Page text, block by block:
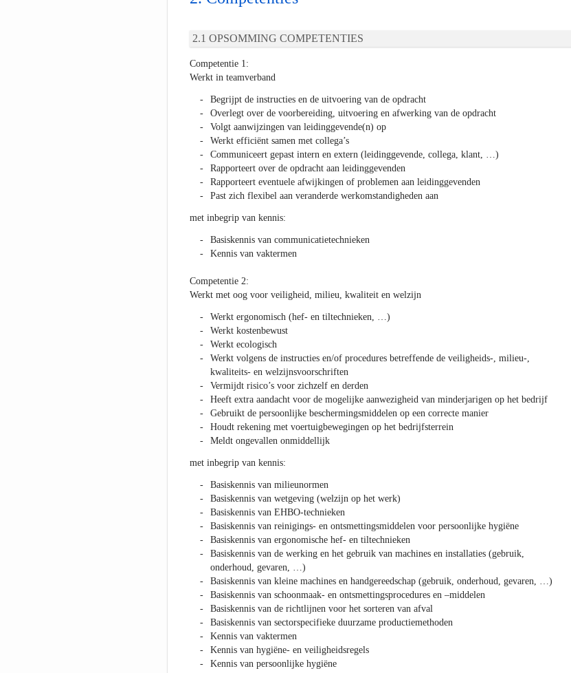
OPSOMMING COMPETENTIES
Competentie 1:
Werkt in teamverband
Begrijpt de instructies en de uitvoering van de opdracht
Overlegt over de voorbereiding, uitvoering en afwerking van de opdracht
Volgt aanwijzingen van leidinggevende(n) op
Werkt efficiënt samen met collega’s
Communiceert gepast intern en extern (leidinggevende, collega, klant, …)
Rapporteert over de opdracht aan leidinggevenden
Rapporteert eventuele afwijkingen of problemen aan leidinggevenden
Past zich flexibel aan veranderde werkomstandigheden aan
met inbegrip van kennis:
Basiskennis van communicatietechnieken
Kennis van vaktermen
Competentie 2:
Werkt met oog voor veiligheid, milieu, kwaliteit en welzijn
Werkt ergonomisch (hef- en tiltechnieken, …)
Werkt kostenbewust
Werkt ecologisch
Werkt volgens de instructies en/of procedures betreffende de veiligheids-, milieu-,
kwaliteits- en welzijnsvoorschriften
Vermijdt risico’s voor zichzelf en derden
Heeft extra aandacht voor de mogelijke aanwezigheid van minderjarigen op het bedrijf
Gebruikt de persoonlijke beschermingsmiddelen op een correcte manier
Houdt rekening met voertuigbewegingen op het bedrijfsterrein
Meldt ongevallen onmiddellijk
met inbegrip van kennis:
Basiskennis van milieunormen
Basiskennis van wetgeving (welzijn op het werk)
Basiskennis van EHBO-technieken
Basiskennis van reinigings- en ontsmettingsmiddelen voor persoonlijke hygiëne
Basiskennis van ergonomische hef- en tiltechnieken
Basiskennis van de werking en het gebruik van machines en installaties (gebruik,
onderhoud, gevaren, …)
Basiskennis van kleine machines en handgereedschap (gebruik, onderhoud, gevaren, …)
Basiskennis van schoonmaak- en ontsmettingsprocedures en –middelen
Basiskennis van de richtlijnen voor het sorteren van afval
Basiskennis van sectorspecifieke duurzame productiemethoden
Kennis van vaktermen
Kennis van hygiëne- en veiligheidsregels
Kennis van persoonlijke hygiëne